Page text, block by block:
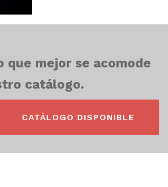
que mejor se acomode
catálogo.
CATÁLOGO DISPONIBLE